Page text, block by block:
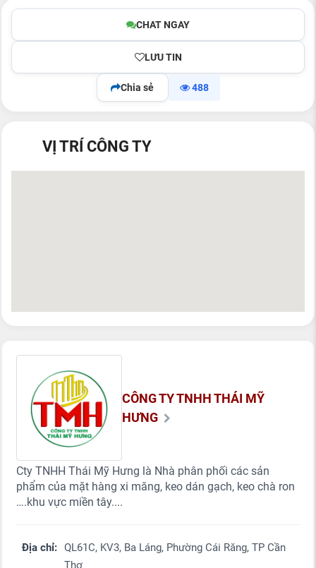
CHAT NGAY
LƯU TIN
Chia sẻ 488
VỊ TRÍ CÔNG TY
CÔNG TY TNHH THÁI MỸ
HƯNG
Cty TNHH Thái Mỹ Hưng là Nhà phân phối các sản
phẩm của mặt hàng xi măng, keo dán gạch, keo chà ron
….khu vực miền tây....
Địa chỉ: QL61C, KV3, Ba Láng, Phường Cái Răng, TP Cần
Thơ